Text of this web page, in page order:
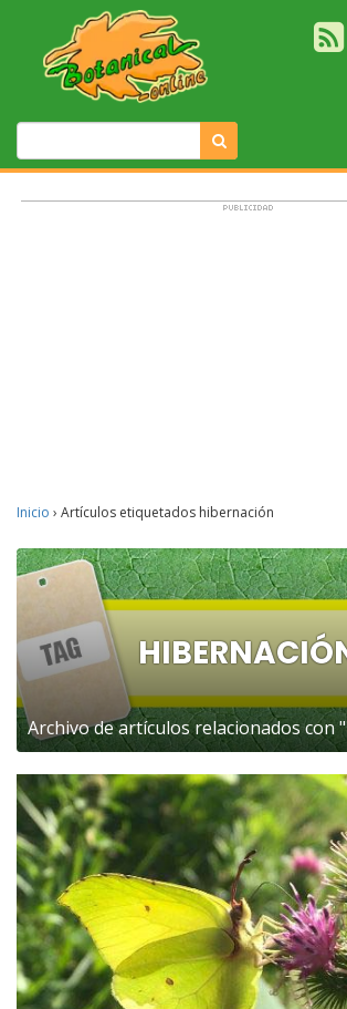
Inicio › Artículos etiquetados hibernación
Archivo de artículos relacionados con